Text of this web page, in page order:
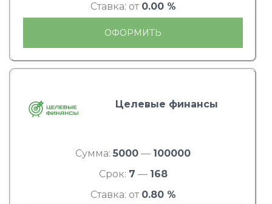
Ставка: от 0.00 %
ОФОРМИТЬ
Целевые финансы
Сумма: 5000 — 100000
Срок: 7 — 168
Ставка: от 0.80 %